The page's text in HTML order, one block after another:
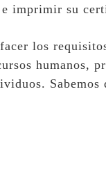
imprimir su
los
humanos,
Sabemos